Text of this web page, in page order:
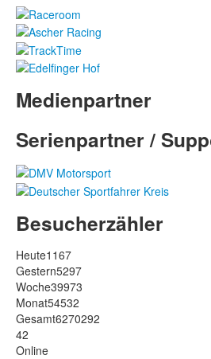
Medienpartner
Serienpartner /
Besucherzähler
Heute1167
Gestern5297
Woche39973
Monat54532
Gesamt6270292
42
Online